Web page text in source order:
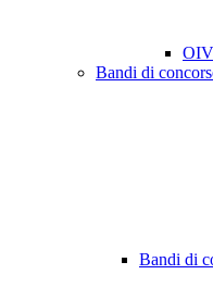
Bandi di
Bandi di